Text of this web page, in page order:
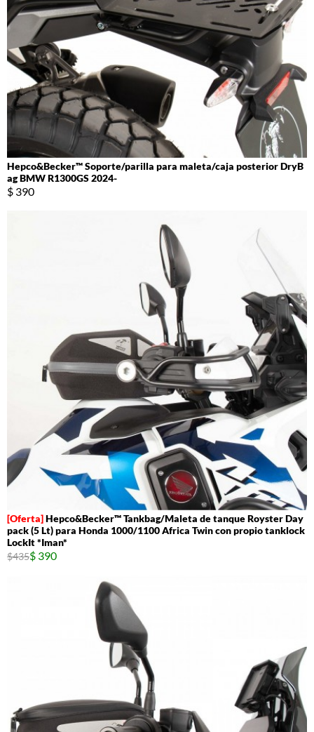
Hepco&Becker™ Soporte/parilla para maleta/caja posterior DryB
ag BMW R1300GS 2024-
$ 390
Hepco&Becker™ Tankbag/Maleta de tanque Royster Day
pack (5 Lt) para Honda 1000/1100 Africa Twin con propio tanklock
LockIt *Iman*
$435$ 390